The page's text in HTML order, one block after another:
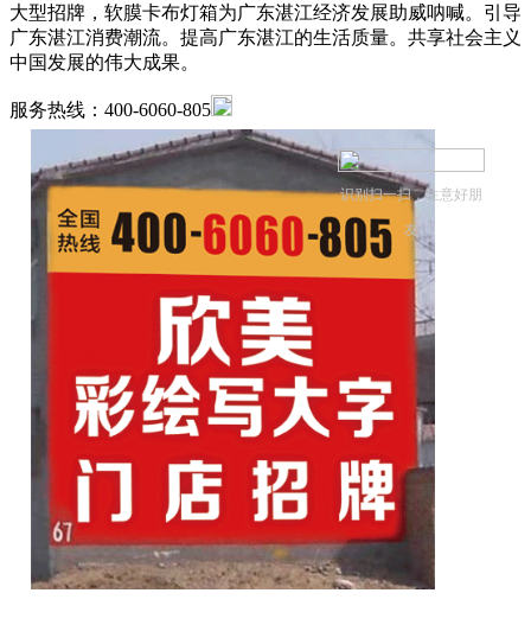
大型招牌，软膜卡布灯箱为广东湛江经济发展助威呐喊。引导
广东湛江消费潮流。提高广东湛江的生活质量。共享社会主义
中国发展的伟大成果。
服务热线：400-6060-805
识别扫一扫，生意好朋
友